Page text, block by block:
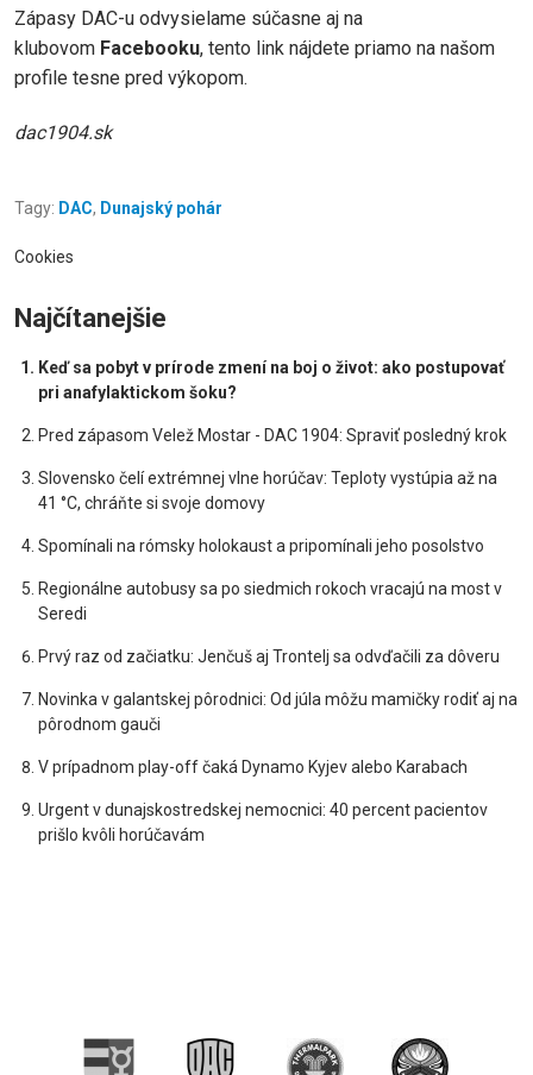
Zápasy DAC-u odvysielame súčasne aj na
klubovom Facebooku, tento link nájdete priamo na našom
profile tesne pred výkopom.
dac1904.sk
Tagy: DAC, Dunajský pohár
Cookies
Najčítanejšie
Keď sa pobyt v prírode zmení na boj o život: ako postupovať
pri anafylaktickom šoku?
Pred zápasom Velež Mostar - DAC 1904: Spraviť posledný krok
Slovensko čelí extrémnej vlne horúčav: Teploty vystúpia až na
41 °C, chráňte si svoje domovy
Spomínali na rómsky holokaust a pripomínali jeho posolstvo
Regionálne autobusy sa po siedmich rokoch vracajú na most v
Seredi
Prvý raz od začiatku: Jenčuš aj Trontelj sa odvďačili za dôveru
Novinka v galantskej pôrodnici: Od júla môžu mamičky rodiť aj na
pôrodnom gauči
V prípadnom play-off čaká Dynamo Kyjev alebo Karabach
Urgent v dunajskostredskej nemocnici: 40 percent pacientov
prišlo kvôli horúčavám